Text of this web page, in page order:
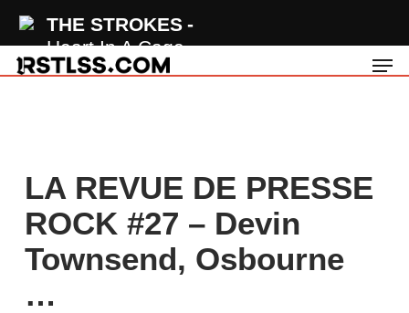
THE STROKES
Heart In A Cage
main
LA REVUE DE PRESSE
ROCK #27 – Devin
Townsend, Osbourne
…